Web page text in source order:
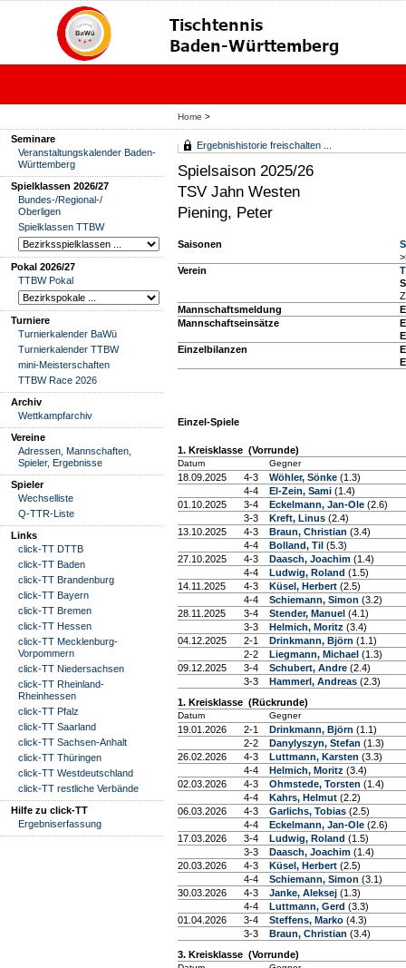
Home >
Seminare
Veranstaltungskalender Baden-
Württemberg
Spielklassen 2026/27
Bundes-/Regional-/
Oberligen
Spielklassen TTBW
Pokal 2026/27
TTBW Pokal
Turniere
Turnierkalender BaWü
Turnierkalender TTBW
mini-Meisterschaften
TTBW Race 2026
Archiv
Wettkampfarchiv
Vereine
Adressen, Mannschaften,
Spieler, Ergebnisse
Spieler
Wechselliste
Q-TTR-Liste
Links
click-TT DTTB
click-TT Baden
click-TT Brandenburg
click-TT Bayern
click-TT Bremen
click-TT Hessen
click-TT Mecklenburg-
Vorpommern
click-TT Niedersachsen
click-TT Rheinland-
Rheinhessen
click-TT Pfalz
click-TT Saarland
click-TT Sachsen-Anhalt
click-TT Thüringen
click-TT Westdeutschland
click-TT restliche Verbände
Hilfe zu click-TT
Ergebniserfassung
Ergebnishistorie freischalten ...
Spielsaison 2025/26
TSV Jahn Westen
Piening, Peter
Saisonen
Verein
Mannschaftsmeldung
Mannschaftseinsätze
Einzelbilanzen
Einzel-Spiele
1. Kreisklasse (Vorrunde)
Datum Gegner
18.09.2025 4-3 Wöhler, Sönke (1.3)
4-4
El-Zein, Sami (1.4)
01.10.2025
3-4 Eckelmann, Jan-Ole (2.6)
3-3
Kreft, Linus (2.4)
13.10.2025
4-3 Braun, Christian (3.4)
4-4
Bolland, Til (5.3)
27.10.2025
4-3 Daasch, Joachim (1.4)
4-4
Ludwig, Roland (1.5)
14.11.2025
4-3 Küsel, Herbert (2.5)
4-4
Schiemann, Simon (3.2)
28.11.2025
3-4 Stender, Manuel (4.1)
3-3
Helmich, Moritz (3.4)
04.12.2025
2-1 Drinkmann, Björn (1.1)
2-2
Liegmann, Michael (1.3)
09.12.2025
3-4 Schubert, Andre (2.4)
3-3
Hammerl, Andreas (2.3)
1. Kreisklasse (Rückrunde)
Datum Gegner
19.01.2026 2-1 Drinkmann, Björn (1.1)
2-2
Danylyszyn, Stefan (1.3)
26.02.2026
4-3 Luttmann, Karsten (3.3)
4-4
Helmich, Moritz (3.4)
02.03.2026
4-3 Ohmstede, Torsten (1.4)
4-4
Kahrs, Helmut (2.2)
06.03.2026
4-3 Garlichs, Tobias (2.5)
4-4
Eckelmann, Jan-Ole (2.6)
17.03.2026
3-4 Ludwig, Roland (1.5)
3-3
Daasch, Joachim (1.4)
20.03.2026
4-3 Küsel, Herbert (2.5)
4-4
Schiemann, Simon (3.1)
30.03.2026
4-3 Janke, Aleksej (1.3)
4-4
Luttmann, Gerd (3.3)
01.04.2026
3-4 Steffens, Marko (4.3)
3-3
Braun, Christian (3.4)
3. Kreisklasse (Vorrunde)